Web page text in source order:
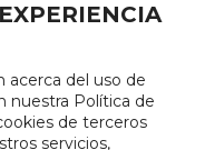
acerca del uso de
nuestra Política de
de terceros
servicios,